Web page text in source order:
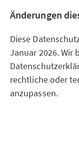
Änderungen
Diese
Januar 2026. Wir
rechtliche oder
anzupassen.